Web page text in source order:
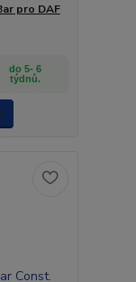
pro DAF
do 5- 6
týdnů.